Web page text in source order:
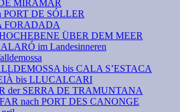
MIRAMAR
PORT DE SÓLLER
FORADADA
ÜBER DEM MEER
im Landesinneren
bis CALA S’ESTACA
bis LLUCALCARI
der SERRA DE TRAMUNTANA
nach PORT DES CANONGE